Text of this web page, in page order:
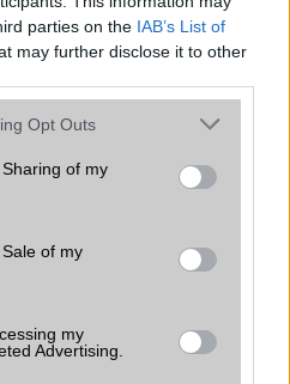
parties on the IAB’s List of
may further disclose it to other
app uses one or more Google
behaviour. You may click to
and its third-party tags to
purposes in below Google
Opt Outs
of my
of my
my
Advertising.
funkció, amely
használatot,
továbbra is hiányzik.
robbanós Note 7-edet!